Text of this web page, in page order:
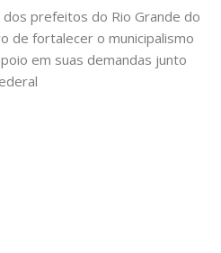
prefeitos do Rio Grande do
de fortalecer o municipalismo
em suas demandas junto